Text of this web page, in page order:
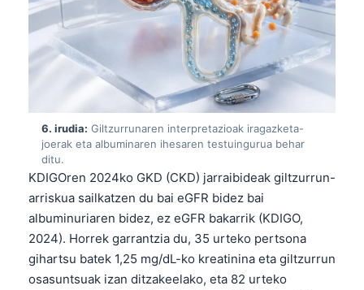
6. irudia: Giltzurrunaren interpretazioak iragazketa-
joerak eta albuminaren ihesaren testuingurua behar
ditu.
KDIGOren 2024ko GKD (CKD) jarraibideak giltzurrun-
arriskua sailkatzen du bai eGFR bidez bai
albuminuriaren bidez, ez eGFR bakarrik (KDIGO,
2024). Horrek garrantzia du, 35 urteko pertsona
gihartsu batek 1,25 mg/dL-ko kreatinina eta giltzurrun
osasuntsuak izan ditzakeelako, eta 82 urteko
Eesti
日本語
Čeština
ქართული
Русский
Lietuvių kalba
한국어
Slovenščina
Magyar
Shqip